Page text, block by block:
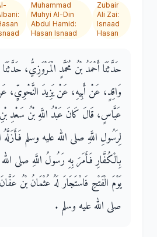
:
Muhammad
Muhyi Al-Din
Abdul Hamid:
Hasan Isnaad
Zubair
Ali Zai:
Isnaad
Hasan
حَدَّثَنَا أَحْمَدُ بْنُ مُحَمَّدٍ الْمَرْوَزِيُّ،
وَاقِدٍ، عَنْ أَبِيهِ، عَنْ يَزِيدَ النَّحْوِيِّ،
عَبَّاسٍ، قَالَ كَانَ عَبْدُ اللَّهِ بْنُ سَعْدِ
لِرَسُولِ اللَّهِ صلى الله عليه وسلم
بِالْكُفَّارِ فَأَمَرَ بِهِ رَسُولُ اللَّهِ صلى
يَوْمَ الْفَتْحِ فَاسْتَجَارَ لَهُ عُثْمَانُ بْنُ
صلى الله عليه وسلم ‏.‏